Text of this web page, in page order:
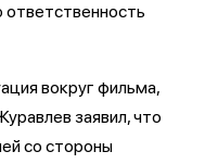
ответственность
вокруг фильма,
заявил, что
со стороны